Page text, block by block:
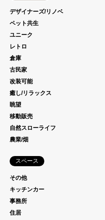
デザイナーズ/リノベ
ペット共生
ユニーク
レトロ
倉庫
古民家
改装可能
癒し/リラックス
眺望
移動販売
自然スローライフ
農業/畑
スペース
その他
キッチンカー
事務所
住居